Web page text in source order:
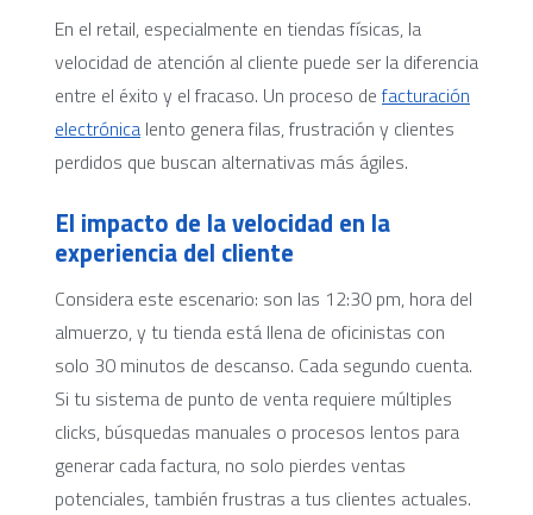
En el retail, especialmente en tiendas físicas, la
velocidad de atención al cliente puede ser la diferencia
entre el éxito y el fracaso. Un proceso de facturación
electrónica lento genera filas, frustración y clientes
perdidos que buscan alternativas más ágiles.
El impacto de la velocidad en la
experiencia del cliente
Considera este escenario: son las 12:30 pm, hora del
almuerzo, y tu tienda está llena de oficinistas con
solo 30 minutos de descanso. Cada segundo cuenta.
Si tu sistema de punto de venta requiere múltiples
clicks, búsquedas manuales o procesos lentos para
generar cada factura, no solo pierdes ventas
potenciales, también frustras a tus clientes actuales.